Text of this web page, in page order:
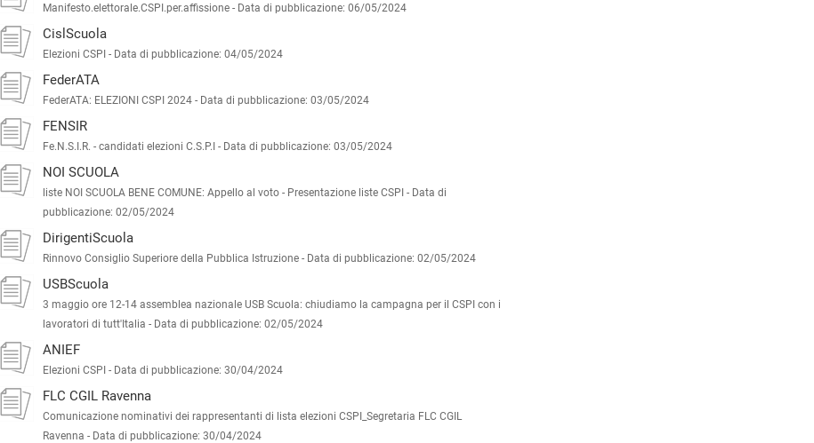
Manifesto.elettorale.CSPI.per.affissione - Data di pubblicazione: 06/05/2024
CislScuola
Elezioni CSPI - Data di pubblicazione: 04/05/2024
FederATA
FederATA: ELEZIONI CSPI 2024 - Data di pubblicazione: 03/05/2024
FENSIR
Fe.N.S.I.R. - candidati elezioni C.S.P.I - Data di pubblicazione: 03/05/2024
NOI SCUOLA
liste NOI SCUOLA BENE COMUNE: Appello al voto - Presentazione liste CSPI - Data di
pubblicazione: 02/05/2024
DirigentiScuola
Rinnovo Consiglio Superiore della Pubblica Istruzione - Data di pubblicazione: 02/05/2024
USBScuola
3 maggio ore 12-14 assemblea nazionale USB Scuola: chiudiamo la campagna per il CSPI con i
lavoratori di tutt'Italia - Data di pubblicazione: 02/05/2024
ANIEF
Elezioni CSPI - Data di pubblicazione: 30/04/2024
FLC CGIL Ravenna
Comunicazione nominativi dei rappresentanti di lista elezioni CSPI_Segretaria FLC CGIL
Ravenna - Data di pubblicazione: 30/04/2024